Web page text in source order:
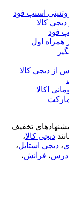
همراه اول
تخفیف
دیجی کالا،
، دیجی استایل،
، فرانش،